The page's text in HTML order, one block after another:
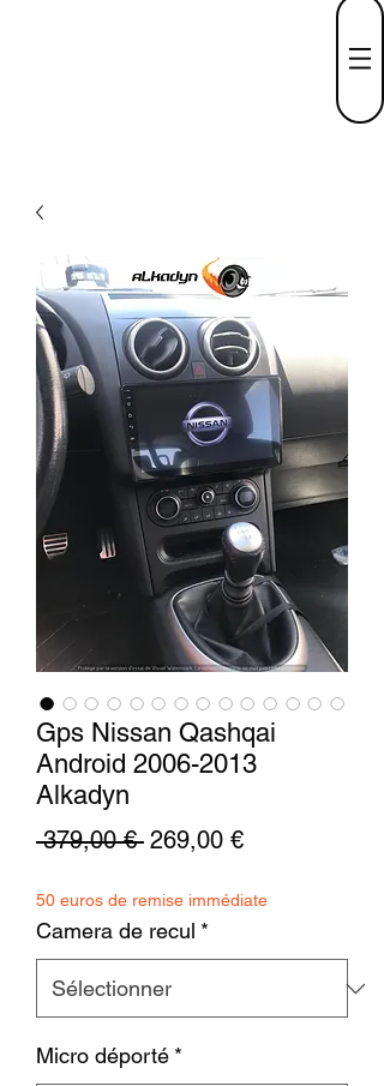
Gps Nissan Qashqai
Android 2006-2013
Alkadyn
379,00 € Prix
269,00 €Prix
50 euros de remise immédiate
Camera de recul *
Micro déporté *